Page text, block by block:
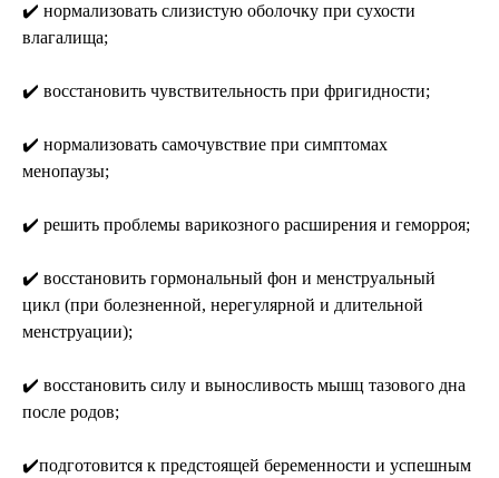
✔️ нормализовать слизистую оболочку при сухости
влагалища;
✔️ восстановить чувствительность при фригидности;
✔️ нормализовать самочувствие при симптомах
менопаузы;
✔️ решить проблемы варикозного расширения и геморроя;
✔️ восстановить гормональный фон и менструальный
цикл (при болезненной, нерегулярной и длительной
менструации);
✔️ восстановить силу и выносливость мышц тазового дна
после родов;
✔️подготовится к предстоящей беременности и успешным